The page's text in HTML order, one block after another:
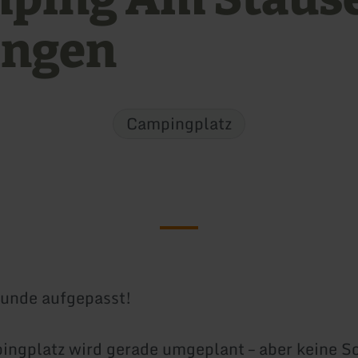
Campingplatz
aufgepasst!
wird gerade umgeplant – aber keine